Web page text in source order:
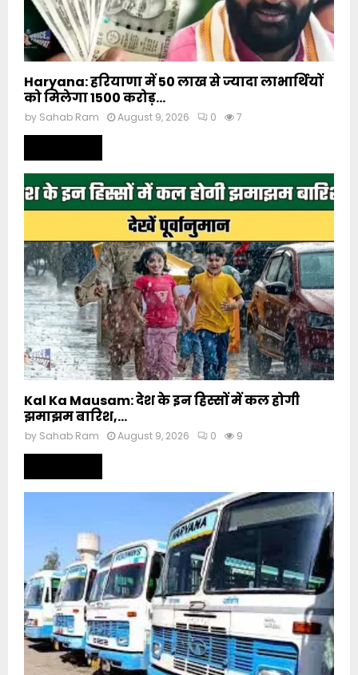
Haryana: हरियाणा में 50 लाख से ज्यादा लाभार्थियों
को मिलेगा 1500 करोड़...
by Sahab Ram August 9, 2026 0 7
Kal Ka Mausam: देश के इन हिस्सों में कल होगी
झमाझम बारिश,...
by Sahab Ram August 9, 2026 0 9